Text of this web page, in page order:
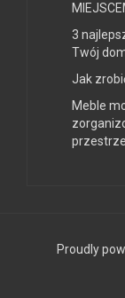
3
Twój
Jak
Meble
Proudly